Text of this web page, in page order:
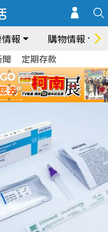
報 購物情報
定期存款